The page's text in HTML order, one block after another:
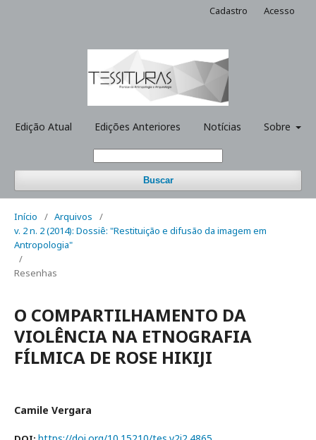
Edição Atual Edições Anteriores Notícias Sobre
Buscar
Cadastro Acesso
Início / Arquivos
/
v. 2 n. 2 (2014): Dossiê: "Restituição e difusão da imagem em
Antropologia"
/
Resenhas
O COMPARTILHAMENTO DA
VIOLÊNCIA NA ETNOGRAFIA
FÍLMICA DE ROSE HIKIJI
Camile Vergara